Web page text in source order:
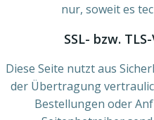
nur, soweit es
SSL- bzw.
Diese Seite nutzt aus
der Übertragung
Bestellungen oder